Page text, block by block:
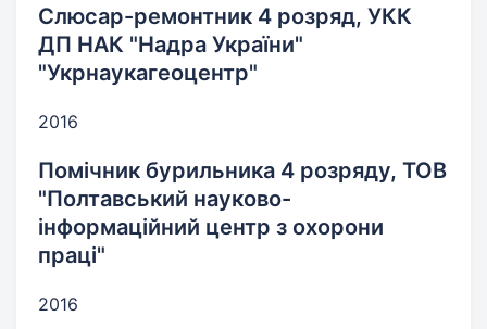
Слюсар-ремонтник 4 розряд, УКК
ДП НАК "Надра України"
"Укрнаукагеоцентр"
2016
Помічник бурильника 4 розряду, ТОВ
"Полтавський науково-
інформаційний центр з охорони
праці"
2016